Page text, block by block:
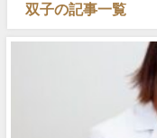
双子の記事一覧